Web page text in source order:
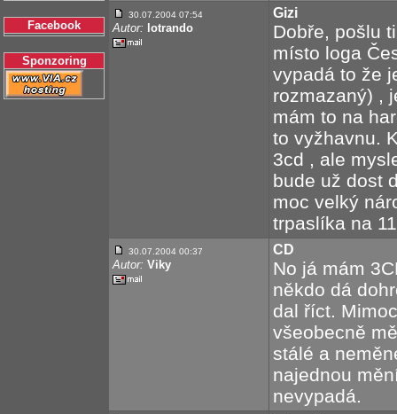
Facebook
Sponzoring
30.07.2004 07:54
Autor: lotrando
Gizi
Dobře, pošlu
místo loga
vypadá to že
rozmazaný) ,
mám to na
to vyžhavnu.
3cd , ale
bude už dost
moc velký
trpaslíka na
30.07.2004 00:37
Autor: Viky
CD
No já mám
někdo dá
dal říct.
všeobecně
stálé a
najednou
nevypadá.